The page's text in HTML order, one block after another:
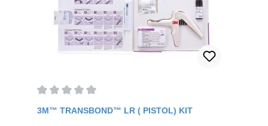
Average rating of 0 out of 5 stars
3M™ TRANSBOND™ LR ( PISTOL) KIT